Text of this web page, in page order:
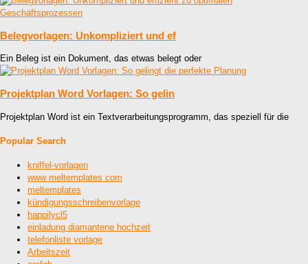
Belegvorlagen: Unkompliziert und ef
Ein Beleg ist ein Dokument, das etwas belegt oder
Projektplan Word Vorlagen: So gelin
Projektplan Word ist ein Textverarbeitungsprogramm, das speziell für die
Popular Search
kniffel-vorlagen
www meltemplates com
meltemplates
kündigungsschreibenvorlage
happilycl5
einladung diamantene hochzeit
telefonliste vorlage
Arbeitszeit